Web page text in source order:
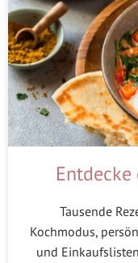
Entdecke
Tausende
Kochmodus,
und